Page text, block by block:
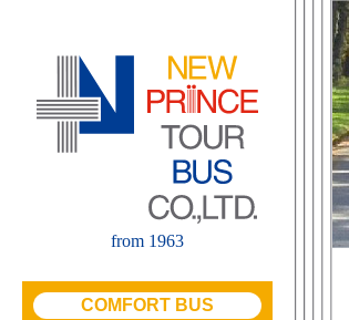
from 1963
COMFORT BUS